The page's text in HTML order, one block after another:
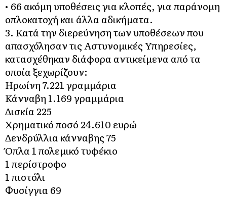
• 66 ακόμη υποθέσεις για κλοπές, για παράνομη
οπλοκατοχή και άλλα αδικήματα.
3. Κατά την διερεύνηση των υποθέσεων που
απασχόλησαν τις Αστυνομικές Υπηρεσίες,
κατασχέθηκαν διάφορα αντικείμενα από τα
οποία ξεχωρίζουν:
Ηρωίνη 7.221 γραμμάρια
Κάνναβη 1.169 γραμμάρια
Δισκία 225
Χρηματικό ποσό 24.610 ευρώ
Δενδρύλλια κάνναβης 75
Όπλα 1 πολεμικό τυφέκιο
1 περίστροφο
1 πιστόλι
Φυσίγγια 69